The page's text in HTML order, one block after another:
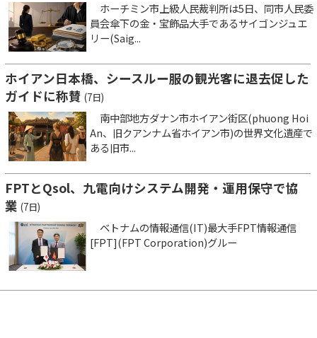
ホーチミン市上級人民裁判所は5日、同市人民委
員会傘下の金・宝飾品大手であるサイゴンジュエ
リー(Saig...
ホイアン日本橋、シースルー服の観光客に退去促した
ガイドに称賛 (7日)
南中部地方ダナン市ホイアン街区(phuong Hoi
An、旧クアンナム省ホイアン市)の世界文化遺産で
ある旧市...
FPTとQsol、九電向けシステム開発・運用保守で協
業 (7日)
ベトナムの情報通信(IT)最大手FPT情報通信
[FPT](FPT Corporation)グルー